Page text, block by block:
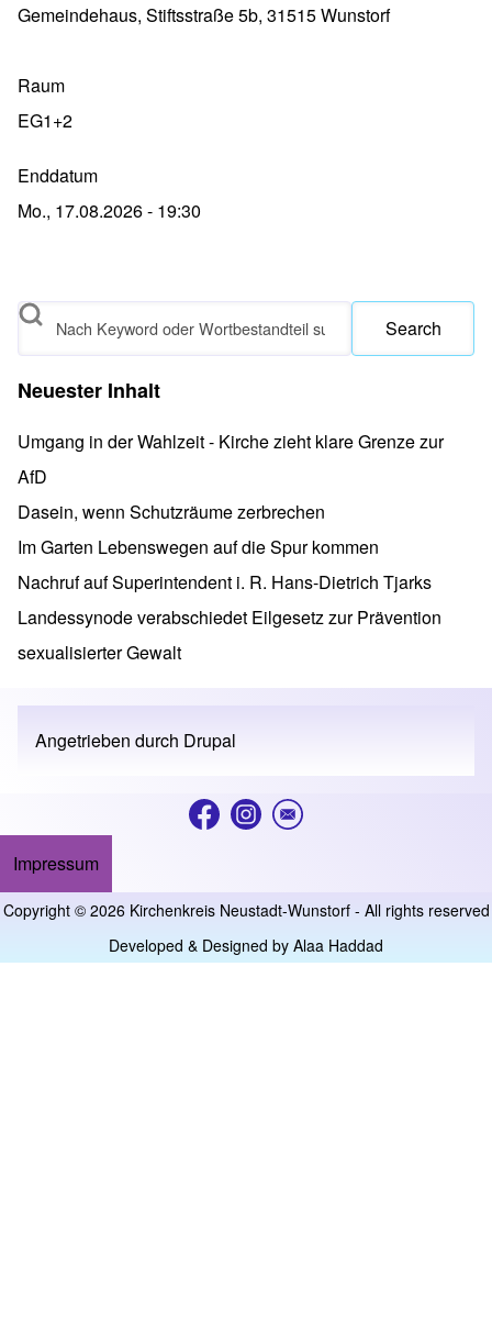
Gemeindehaus, Stiftsstraße 5b, 31515 Wunstorf
Raum
EG1+2
Enddatum
Mo., 17.08.2026 - 19:30
Search
Neuester Inhalt
Umgang in der Wahlzeit - Kirche zieht klare Grenze zur
AfD
Dasein, wenn Schutzräume zerbrechen
Im Garten Lebenswegen auf die Spur kommen
Nachruf auf Superintendent i. R. Hans-Dietrich Tjarks
Landessynode verabschiedet Eilgesetz zur Prävention
sexualisierter Gewalt
Angetrieben durch Drupal
Footer menu
Impressum
Copyright © 2026 Kirchenkreis Neustadt-Wunstorf - All rights reserved
Developed & Designed by Alaa Haddad